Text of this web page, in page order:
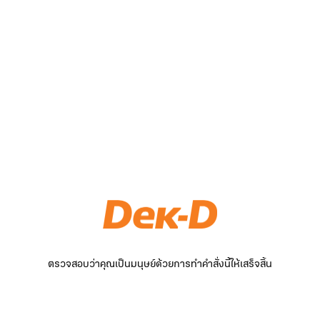
ตรวจสอบว่าคุณเป็นมนุษย์ด้วยการทำคำสั่งนี้ให้เสร็จสิ้น